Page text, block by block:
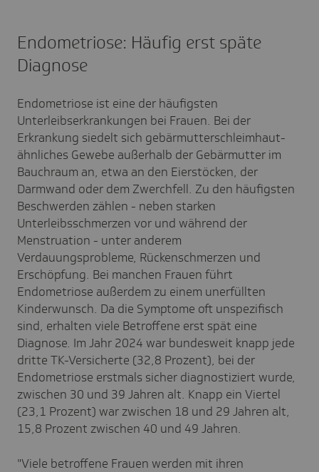
Endometriose: Häufig erst späte
Diagnose
Endometriose ist eine der häufigsten
Unterleibserkrankungen bei Frauen. Bei der
Erkrankung siedelt sich gebärmutterschleimhaut-
ähnliches Gewebe außerhalb der Gebärmutter im
Bauchraum an, etwa an den Eierstöcken, der
Darmwand oder dem Zwerchfell. Zu den häufigsten
Beschwerden zählen - neben starken
Unterleibsschmerzen vor und während der
Menstruation - unter anderem
Verdauungsprobleme, Rückenschmerzen und
Erschöpfung. Bei manchen Frauen führt
Endometriose außerdem zu einem unerfüllten
Kinderwunsch. Da die Symptome oft unspezifisch
sind, erhalten viele Betroffene erst spät eine
Diagnose. Im Jahr 2024 war bundesweit knapp jede
dritte TK-Versicherte (32,8 Prozent), bei der
Endometriose erstmals sicher diagnostiziert wurde,
zwischen 30 und 39 Jahren alt. Knapp ein Viertel
(23,1 Prozent) war zwischen 18 und 29 Jahren alt,
15,8 Prozent zwischen 40 und 49 Jahren.
"Viele betroffene Frauen werden mit ihren